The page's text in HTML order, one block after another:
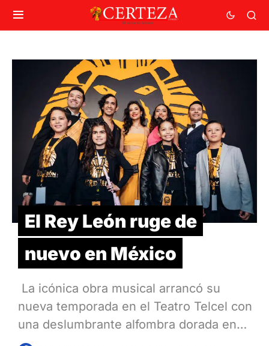
El Rey León ruge de
nuevo en México
La icónica obra musical arrancó su
nueva temporada en el Teatro Telcel con
una deslumbrante alfombra dorada en…